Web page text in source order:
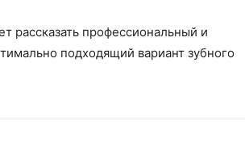
рассказать профессиональный и
подходящий вариант зубного